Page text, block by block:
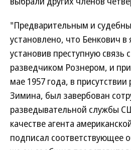
"Предварительным и
установлено, что Бенкович в
установив преступную связь
разведчиком Рознером, и
мае 1957 года, в
Зимина, был завербован
разведывательной службы
качестве агента
подписал соответствующее